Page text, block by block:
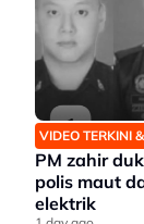
VIDEO TERKINI
PM zahir
polis maut
elektrik